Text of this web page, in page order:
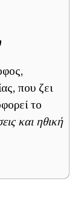
που ζει
το
και ηθική